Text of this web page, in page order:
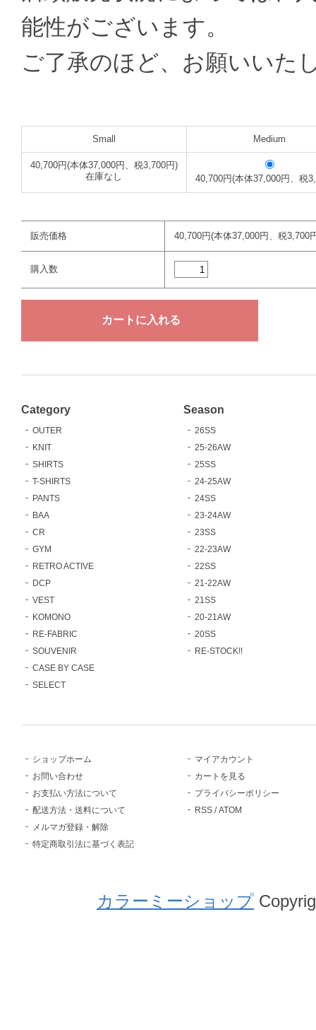
能性がございます。
ご了承のほど、お願いいた
Small Medium
40,700円(本体37,000円、税3,700円)
在庫なし
40,700円(本体37,000円、税
販売価格 40,700円(本体37,000円、税3,700
購入数
Category
OUTER
KNIT
SHIRTS
T-SHIRTS
PANTS
BAA
CR
GYM
RETRO ACTIVE
DCP
VEST
KOMONO
RE-FABRIC
SOUVENIR
CASE BY CASE
SELECT
Season
26SS
25-26AW
25SS
24-25AW
24SS
23-24AW
23SS
22-23AW
22SS
21-22AW
21SS
20-21AW
20SS
RE-STOCK!!
ショップホーム
お問い合わせ
お支払い方法について
配送方法・送料について
メルマガ登録・解除
特定商取引法に基づく表記
マイアカウント
カートを見る
プライバシーポリシー
RSS /ATOM
カラーミーショップ